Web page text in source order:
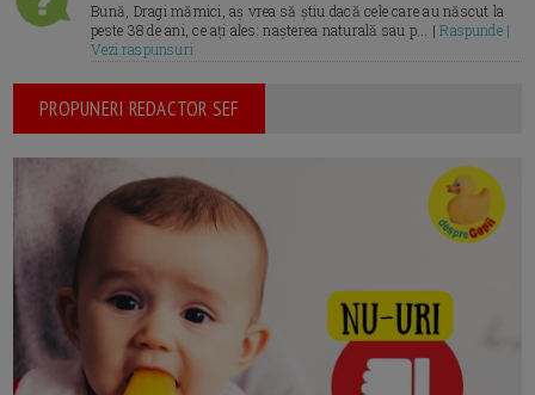
Bună, Dragi mămici, aș vrea să știu dacă cele care au născut la
peste 38 de ani, ce ați ales: nașterea naturală sau p... |Raspunde |
Vezi raspunsuri
PROPUNERI REDACTOR SEF